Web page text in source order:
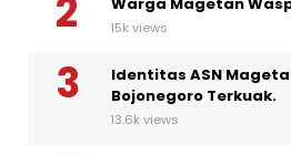
Warga Magetan
15k views
Identitas ASN
Bojonegoro Terkuak.
13.6k views